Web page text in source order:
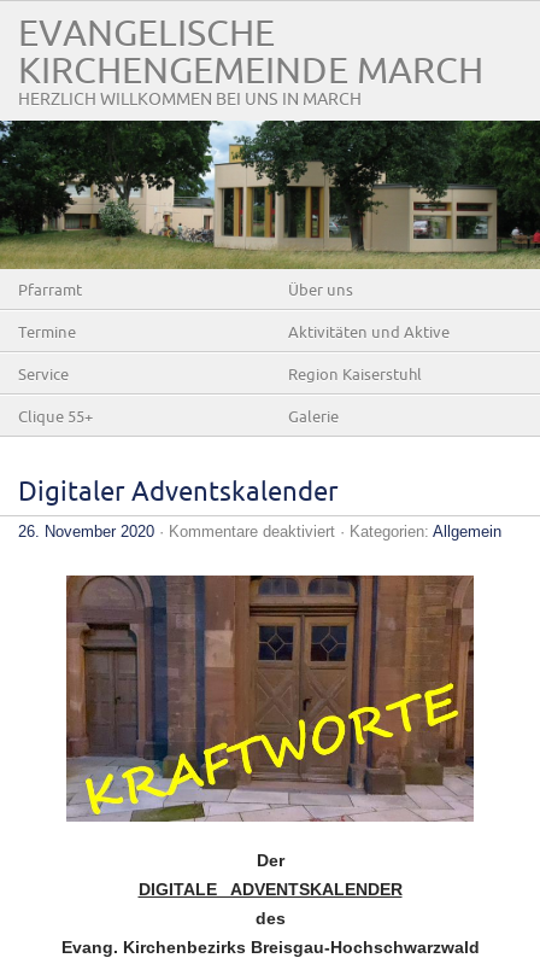
EVANGELISCHE
KIRCHENGEMEINDE MARCH
HERZLICH WILLKOMMEN BEI UNS IN MARCH
Pfarramt Über uns
Termine Aktivitäten und Aktive
Service Region Kaiserstuhl
Clique 55+ Galerie
Digitaler Adventskalender
26. November 2020 · Kommentare deaktiviertfür· Kategorien: Allgemein
Der
DIGITALE ADVENTSKALENDER
des
Evang. Kirchenbezirks Breisgau-Hochschwarzwald